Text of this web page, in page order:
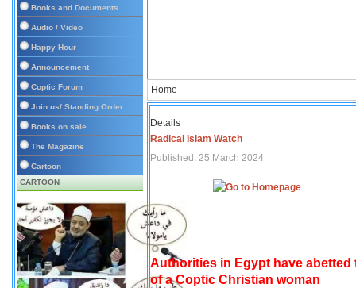
Books and Documents
Audio / Video
Happy Hour
Announcement
Coptic Forum
Join us/ Standing Order
Books on sale
The Magazine
Cartoon
CARTOON
Home
Details
Radical Islam Watch
Published: 25 March 2024
Authorities in Egypt have
of a Coptic Christian woman